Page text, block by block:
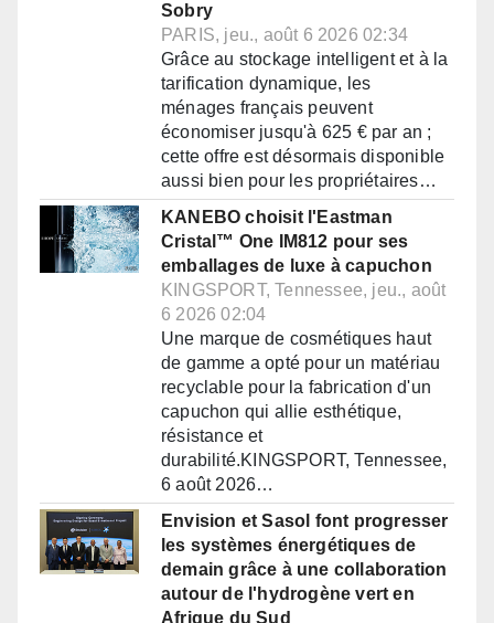
Sobry
PARIS, jeu., août 6 2026 02:34
Grâce au stockage intelligent et à la
tarification dynamique, les
ménages français peuvent
économiser jusqu'à 625 € par an ;
cette offre est désormais disponible
aussi bien pour les propriétaires…
KANEBO choisit l'Eastman
Cristal™ One IM812 pour ses
emballages de luxe à capuchon
KINGSPORT, Tennessee, jeu., août
6 2026 02:04
Une marque de cosmétiques haut
de gamme a opté pour un matériau
recyclable pour la fabrication d'un
capuchon qui allie esthétique,
résistance et
durabilité.KINGSPORT, Tennessee,
6 août 2026…
Envision et Sasol font progresser
les systèmes énergétiques de
demain grâce à une collaboration
autour de l'hydrogène vert en
Afrique du Sud